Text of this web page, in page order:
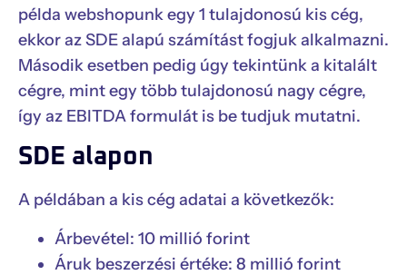
példa webshopunk egy 1 tulajdonosú kis cég,
ekkor az SDE alapú számítást fogjuk alkalmazni.
Második esetben pedig úgy tekintünk a kitalált
cégre, mint egy több tulajdonosú nagy cégre,
így az EBITDA formulát is be tudjuk mutatni.
SDE alapon
A példában a kis cég adatai a következők:
Árbevétel: 10 millió forint
Áruk beszerzési értéke: 8 millió forint